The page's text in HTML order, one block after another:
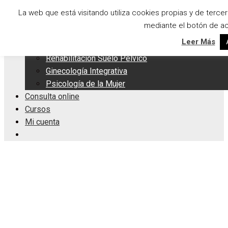
SaltarMenu
Rehabilitación Suelo Pélvico
Ginecología Integrativa
Psicología de la Mujer
Consulta online
Cursos
Mi cuenta
La web que está visitando utiliza cookies propias y de
mediante el botón de
Leer Más